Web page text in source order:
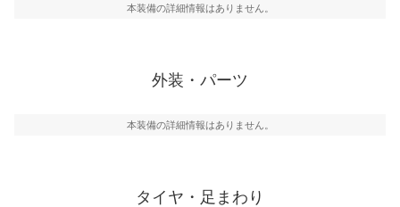
本装備の詳細情報はありません。
外装・パーツ
本装備の詳細情報はありません。
タイヤ・足まわり